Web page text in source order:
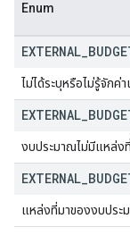
Enum
EXTERNAL
ไม่ได้ระบุหรือไม่รู้จัก
EXTERNAL
งบประมาณไม่มีแหล่ง
EXTERNAL
แหล่งที่มาของงบปร